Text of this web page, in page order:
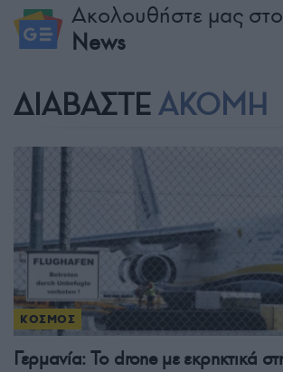
Ακολουθήστε μας στο
News
ΔΙΑΒΑΣΤΕ ΑΚΟΜΗ
ΚΟΣΜΟΣ
Γερμανία: Το drone με εκρηκτικά